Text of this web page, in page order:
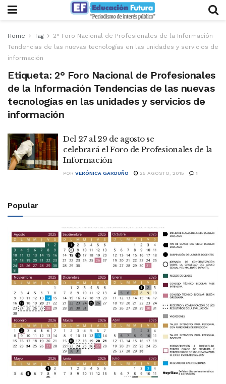
Home Tag
2° Foro Nacional de Profesionales de la Información
Tendencias de las nuevas tecnologías en las unidades y servicios de
información
Etiqueta: 2° Foro Nacional de Profesionales
de la Información Tendencias de las nuevas
tecnologías en las unidades y servicios de
información
Del 27 al 29 de agosto se
celebrará el Foro de Profesionales de la
Información
POR VERÓNICA GARDUÑO 25 AGOSTO, 2015 1
Popular